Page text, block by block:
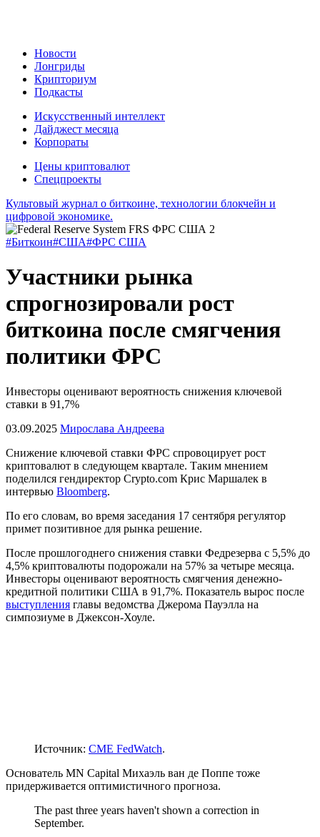
Новости
Лонгриды
Крипториум
Подкасты
Искусственный интеллект
Дайджест месяца
Корпораты
Цены криптовалют
Спецпроекты
Культовый журнал о биткоине, технологии блокчейн и
цифровой экономике.
#Биткоин#США#ФРС США
Участники рынка
спрогнозировали рост
биткоина после смягчения
политики ФРС
Инвесторы оценивают вероятность снижения ключевой
ставки в 91,7%
03.09.2025 Мирослава Андреева
Снижение ключевой ставки ФРС спровоцирует рост
криптовалют в следующем квартале. Таким мнением
поделился гендиректор Crypto.com Крис Маршалек в
интервью Bloomberg.
По его словам, во время заседания 17 сентября регулятор
примет позитивное для рынка решение.
После прошлогоднего снижения ставки Федрезерва с 5,5% до
4,5% криптовалюты подорожали на 57% за четыре месяца.
Инвесторы оценивают вероятность смягчения денежно-
кредитной политики США в 91,7%. Показатель вырос после
выступления главы ведомства Джерома Пауэлла на
симпозиуме в Джексон-Хоуле.
Источник: CME FedWatch.
Основатель MN Capital Михаэль ван де Поппе тоже
придерживается оптимистичного прогноза.
The past three years haven't shown a correction in
September.